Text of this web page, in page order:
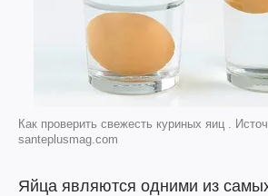
Как проверить свежесть куриных яиц .
santeplusmag.com
Яйца являются одними из